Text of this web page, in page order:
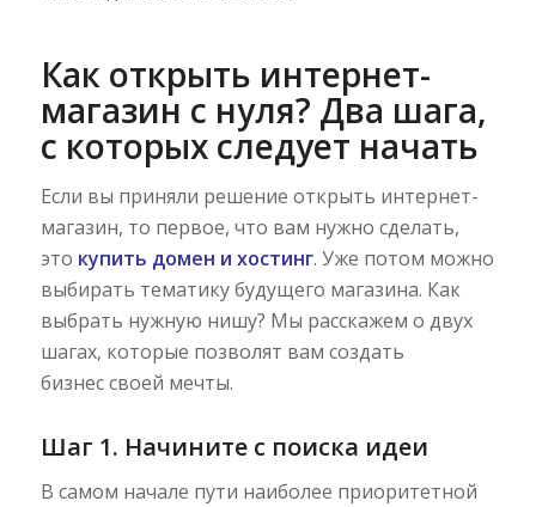
Как открыть интернет-
магазин с нуля? Два шага,
с которых следует начать
Если вы приняли решение открыть интернет-
магазин, то первое, что вам нужно сделать,
это купить домен и хостинг. Уже потом можно
выбирать тематику будущего магазина. Как
выбрать нужную нишу? Мы расскажем о двух
шагах, которые позволят вам создать
бизнес своей мечты.
Шаг 1. Начините с поиска идеи
В самом начале пути наиболее приоритетной